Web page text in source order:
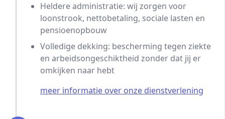
Heldere administratie: wij zorgen voor
loonstrook, nettobetaling, sociale lasten en
pensioenopbouw
Volledige dekking: bescherming tegen ziekte
en arbeidsongeschiktheid zonder dat jij er
omkijken naar hebt
meer informatie over onze dienstverlening